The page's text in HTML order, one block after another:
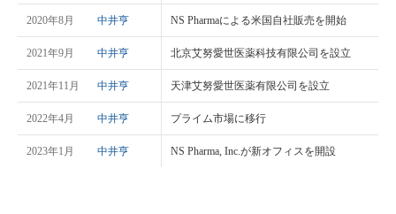
2020年8月 中井亨 NS Pharmaによる米国自社販売を開始
2021年9月 中井亨 北京艾努愛世医薬科技有限公司を設立
2021年11月 中井亨 天津艾努愛世医薬有限公司を設立
2022年4月 中井亨 プライム市場に移行
2023年1月 中井亨 NS Pharma, Inc.が新オフィスを開設